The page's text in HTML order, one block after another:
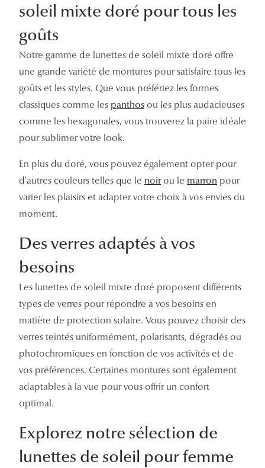
soleil mixte doré pour tous les
goûts
Notre gamme de lunettes de soleil mixte doré offre
une grande variété de montures pour satisfaire tous les
goûts et les styles. Que vous préfériez les formes
classiques comme les panthos ou les plus audacieuses
comme les hexagonales, vous trouverez la paire idéale
pour sublimer votre look.
En plus du doré, vous pouvez également opter pour
d'autres couleurs telles que le noirou le marron pour
varier les plaisirs et adapter votre choix à vos envies du
moment.
Des verres adaptés à vos
besoins
Les lunettes de soleil mixte doré proposent différents
types de verres pour répondre à vos besoins en
matière de protection solaire. Vous pouvez choisir des
verres teintés uniformément, polarisants, dégradés ou
photochromiques en fonction de vos activités et de
vos préférences. Certaines montures sont également
adaptables à la vue pour vous offrir un confort
optimal.
Explorez notre sélection de
lunettes de soleil pour femme